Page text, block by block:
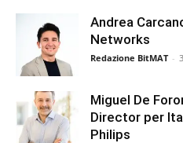
Andrea
Networks
Redazione BitMAT -
Miguel De
Director per
Philips